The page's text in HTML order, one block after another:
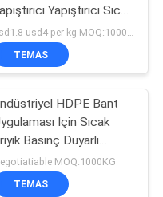
Yapıştırıcı Sıcak
Psa
TEMAS
HDPE Bant
İçin Sıcak
Basınç Duyarlı
Tutkal
MOQ:1000KG
TEMAS